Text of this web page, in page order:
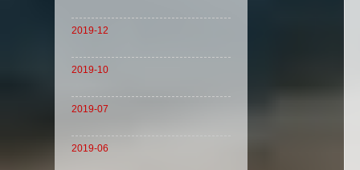
2019-12
2019-10
2019-07
2019-06